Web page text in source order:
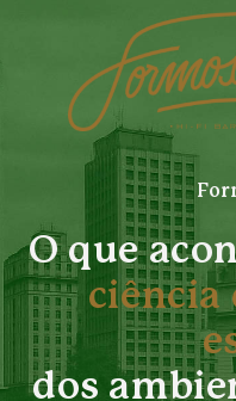
O que
ciência
dos